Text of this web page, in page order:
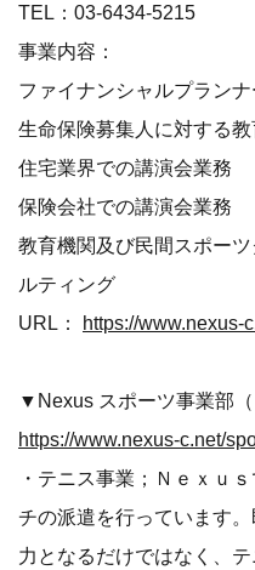
TEL：03-6434-5215
事業内容：
ファイナンシャルプラン
生命保険募集人に対する
住宅業界での講演会業務
保険会社での講演会業務
教育機関及び民間スポー
ルティング
URL：
https://www.nexus-
▼Nexus スポーツ事業部（
https://www.nexus-c.net/
・テニス事業；Ｎｅｘｕ
チの派遣を行っています
力となるだけではなく、